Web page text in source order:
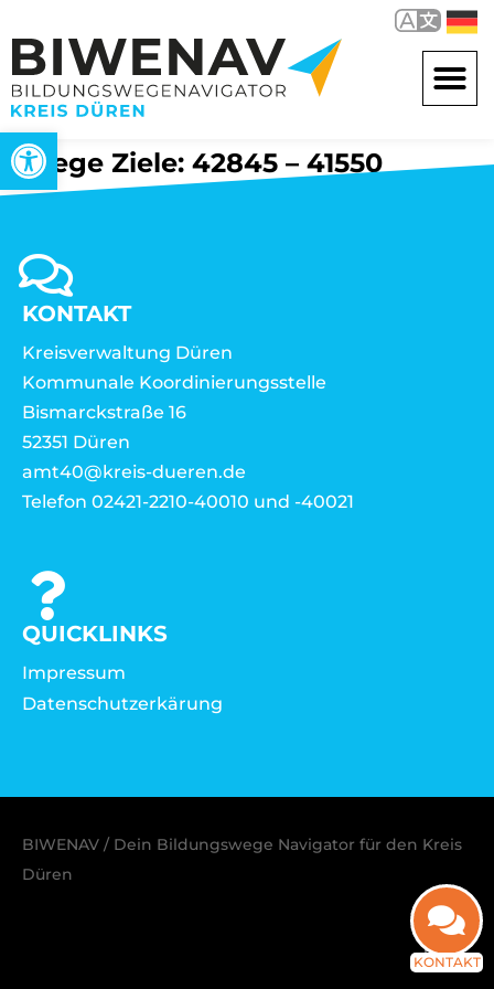
Werkzeugleiste öffnen
Wege Ziele: 42845 – 41550
KONTAKT
Kreisverwaltung Düren
Kommunale Koordinierungsstelle
Bismarckstraße 16
52351 Düren
amt40@kreis-dueren.de
Telefon 02421-2210-40010 und -40021
QUICKLINKS
Impressum
Datenschutzerkärung
BIWENAV / Dein Bildungswege Navigator für den Kreis
Düren
KONTAKT